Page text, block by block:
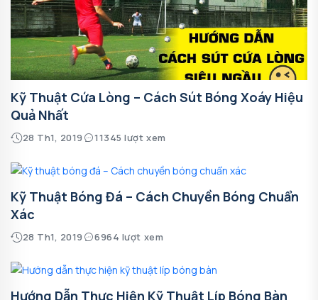
Kỹ Thuật Cứa Lòng – Cách Sút Bóng Xoáy Hiệu
Quả Nhất
28 Th1, 2019 11345 lượt xem
Kỹ Thuật Bóng Đá – Cách Chuyền Bóng Chuẩn
Xác
28 Th1, 2019 6964 lượt xem
Hướng Dẫn Thực Hiện Kỹ Thuật Líp Bóng Bàn